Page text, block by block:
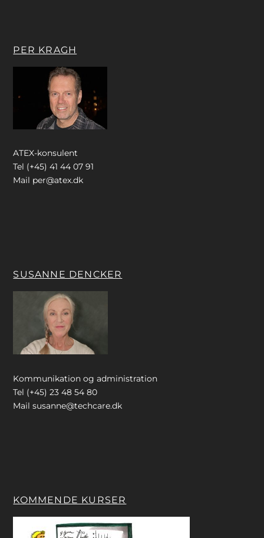
PER KRAGH
ATEX-konsulent
Tel (+45) 41 44 07 91
Mail per@atex.dk
SUSANNE DENCKER
Kommunikation og administration
Tel (+45) 23 48 54 80
Mailsusanne@techcare.dk
KOMMENDE KURSER